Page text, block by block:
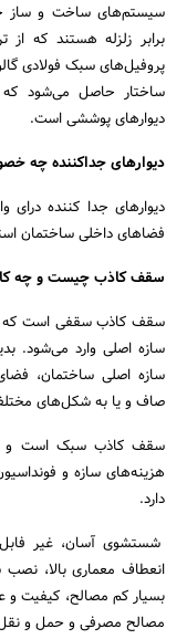
سیستم‌های ساخت و ساز
برابر زلزله هستند که
پروفیل‌های سبک فولادی
ساختار حاصل می‌شود که
دیوارهای پوششی است.
دیوار‌های جداکننده چه
دیوارهای جدا کننده درای
فضاهای داخلی ساختمان
سقف کاذب چیست و چه
سقف کاذب سقفی است که
سازه اصلی وارد می‌شود.
سازه اصلی ساختمان،
صاف و یا به شکل‌های
سقف کاذب سبک است و در
هزینه‌های سازه و
دارد.
شستشوی آسان، غیر
انعطاف معماری بالا، نصب
بسیار کم مصالح، کیفیت و
مصالح مصرفی و حمل و نقل